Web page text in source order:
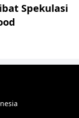
Spekulasi